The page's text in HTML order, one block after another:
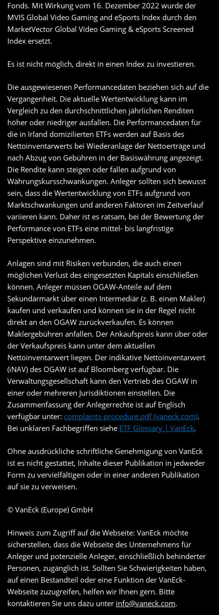
Fonds. Mit Wirkung vom 16. Dezember 2022 wurde der
MVIS Global Video Gaming and eSports Index durch den
MarketVector Global Video Gaming & eSports Screened
Index ersetzt.
Es ist nicht möglich, direkt in einen Index zu investieren.
Die ausgewiesenen Performancedaten beziehen sich auf die
Vergangenheit. Die aktuelle Wertentwicklung kann im
Vergleich zu den durchschnittlichen jährlichen Renditen
höher oder niedriger ausfallen. Die Performancedaten für
die in Irland domizilierten ETFs werden auf Basis des
Nettoinventarwerts bei Wiederanlage der Nettoerträge und
nach Abzug von Gebühren in der Basiswährung angezeigt.
Die Rendite kann steigen oder fallen aufgrund von
Währungskursschwankungen. Anleger sollten sich bewusst
sein, dass die Wertentwicklung von ETFs aufgrund von
Marktschwankungen und anderen Faktoren im Zeitverlauf
variieren kann. Daher ist es ratsam, bei der Bewertung der
Performance von ETFs eine mittel- bis langfristige
Perspektive einzunehmen.
Anlagen sind mit Risiken verbunden, die auch einen
möglichen Verlust des eingesetzten Kapitals einschließen
können. Anleger müssen OGAW-Anteile auf dem
Sekundärmarkt über einen Intermediär (z. B. einen Makler)
kaufen und verkaufen und können sie in der Regel nicht
direkt an den OGAW zurückverkaufen. Es können
Maklergebühren anfallen. Der Ankaufspreis kann über oder
der Verkaufspreis kann unter dem aktuellen
Nettoinventarwert liegen. Der indikative Nettoinventarwert
(iNAV) des OGAW ist auf Bloomberg verfügbar. Die
Verwaltungsgesellschaft kann den Vertrieb des OGAW in
einer oder mehreren Jurisdiktionen einstellen. Die
Zusammenfassung der Anlegerrechte ist auf Englisch
verfügbar unter: complaints-procedure.pdf (vaneck.com).
Bei unklaren Fachbegriffen siehe ETF Glossary | VanEck.
Ohne ausdrückliche schriftliche Genehmigung von VanEck
ist es nicht gestattet, Inhalte dieser Publikation in jedweder
Form zu vervielfältigen oder in einer anderen Publikation
auf sie zu verweisen.
© VanEck (Europe) GmbH
Hinweis zum Zugriff auf die Webseite: VanEck möchte
sicherstellen, dass die Webseite des Unternehmens für
Anleger und potenzielle Anleger, einschließlich behinderter
Personen, zugänglich ist. Sollten Sie Schwierigkeiten haben,
auf einen Bestandteil oder eine Funktion der VanEck-
Webseite zuzugreifen, helfen wir Ihnen gern. Bitte
kontaktieren Sie uns dazu unter info@vaneck.com.